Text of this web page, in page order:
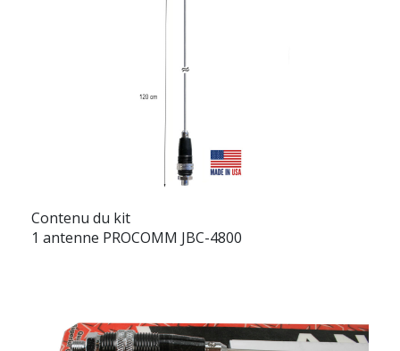
Contenu du kit
1 antenne PROCOMM JBC-4800